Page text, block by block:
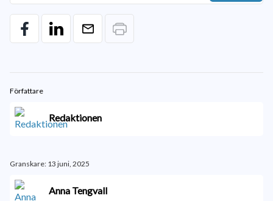
Författare
Redaktionen
Granskare: 13 juni, 2025
Anna Tengvall